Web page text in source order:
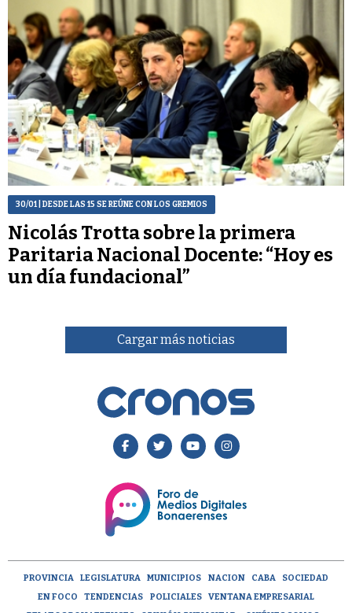
30/01| DESDE LAS 15 SE REÚNE CON LOS GREMIOS
Nicolás Trotta sobre la primera
Paritaria Nacional Docente: “Hoy es
un día fundacional”
Cargar más noticias
PROVINCIA LEGISLATURA MUNICIPIOS NACION CABA
SOCIEDAD
EN FOCO
TENDENCIAS POLICIALES
VENTANA EMPRESARIAL